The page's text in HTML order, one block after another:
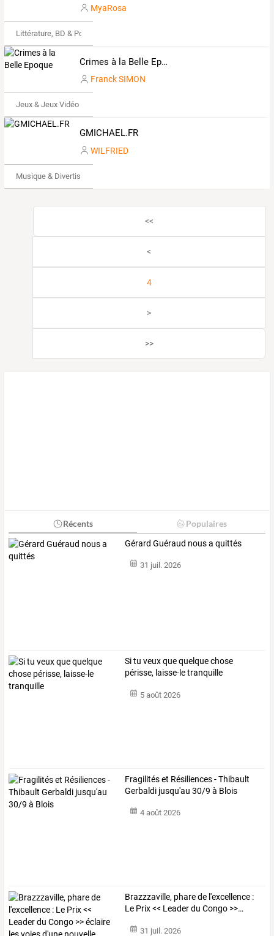
MyaRosa
Littérature, BD & Poésie
Crimes à la Belle Epoque
Franck SIMON
Jeux & Jeux Vidéo
GMICHAEL.FR
WILFRIED
Musique & Divertissements
<<
<
4
>
>>
Récents Populaires
Gérard Guéraud nous a quittés
31 juil. 2026
Si tu veux que quelque chose
périsse, laisse-le tranquille
5 août 2026
Fragilités et Résiliences - Thibault
Gerbaldi jusqu'au 30/9 à Blois
4 août 2026
Brazzzaville, pharede l'excellence :
Le Prix<< Leaderdu Congo >>…
31 juil. 2026